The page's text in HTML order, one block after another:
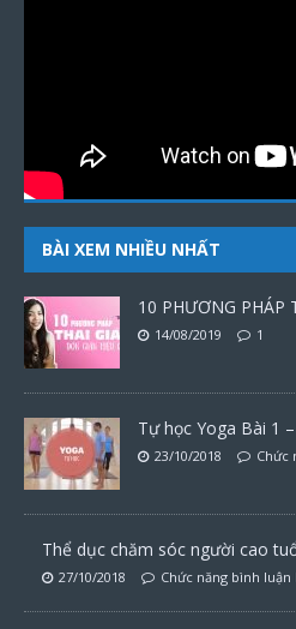
BÀI XEM NHIỀU NHẤT
10 PHƯƠNG PHÁP
14/08/2019 1
Tự học Yoga Bài 1
23/10/2018 Chức
Thể dục chăm sóc người cao
27/10/2018 Chức năng bình luận